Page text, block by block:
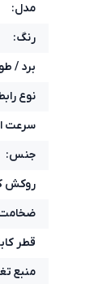
مدل:
رنگ:
برد /
نوع
سرعت
جنس:
روکش
قطر
منبع